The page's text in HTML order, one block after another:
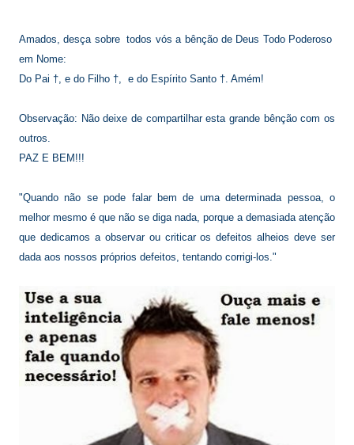
Amados, desça sobre todos vós a bênção de Deus Todo Poderoso
em Nome:
Do Pai †, e do Filho †, e do Espírito Santo †. Amém!
Observação: Não deixe de compartilhar esta grande bênção com os
outros.
PAZ E BEM!!!
"Quando não se pode falar bem de uma determinada pessoa, o
melhor mesmo é que não se diga nada, porque a demasiada atenção
que dedicamos a observar ou criticar os defeitos alheios deve ser
dada aos nossos próprios defeitos, tentando corrigi-los."